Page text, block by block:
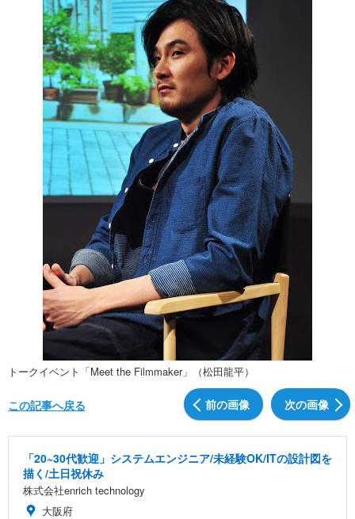
トークイベント「Meet the Filmmaker」（松田龍平）
前の画像 次の画像
この記事へ戻る
「20~30代歓迎」システムエンジニア/未経験OK/ITの設計図を
描く/土日祝休み
株式会社enrich technology
大阪府